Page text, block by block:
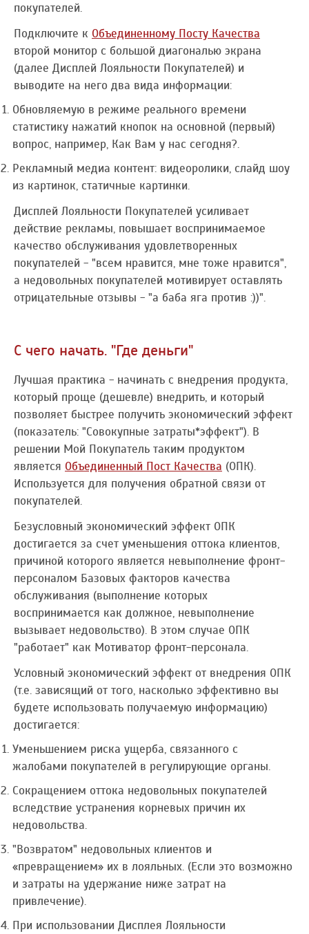
покупателей.
Подключите к Объединенному Посту Качества
второй монитор с большой диагональю экрана
(далее Дисплей Лояльности Покупателей) и
выводите на него два вида информации:
Обновляемую в режиме реального времени
статистику нажатий кнопок на основной (первый)
вопрос, например, Как Вам у нас сегодня?.
Рекламный медиа контент: видеоролики, слайд шоу
из картинок, статичные картинки.
Дисплей Лояльности Покупателей усиливает
действие рекламы, повышает воспринимаемое
качество обслуживания удовлетворенных
покупателей - "всем нравится, мне тоже нравится",
а недовольных покупателей мотивирует оставлять
отрицательные отзывы - "а баба яга против :))".
С чего начать. "Где деньги"
Лучшая практика - начинать с внедрения продукта,
который проще (дешевле) внедрить, и который
позволяет быстрее получить экономический эффект
(показатель: "Совокупные затраты*эффект"). В
решении Мой Покупатель таким продуктом
является Объединенный Пост Качества (ОПК).
Используется для получения обратной связи от
покупателей.
Безусловный экономический эффект ОПК
достигается за счет уменьшения оттока клиентов,
причиной которого является невыполнение фронт-
персоналом Базовых факторов качества
обслуживания (выполнение которых
воспринимается как должное, невыполнение
вызывает недовольство). В этом случае ОПК
"работает" как Мотиватор фронт-персонала.
Условный экономический эффект от внедрения ОПК
(т.е. зависящий от того, насколько эффективно вы
будете использовать получаемую информацию)
достигается:
Уменьшением риска ущерба, связанного с
жалобами покупателей в регулирующие органы.
Сокращением оттока недовольных покупателей
вследствие устранения корневых причин их
недовольства.
"Возвратом" недовольных клиентов и
«превращением» их в лояльных. (Если это возможно
и затраты на удержание ниже затрат на
привлечение).
При использовании Дисплея Лояльности